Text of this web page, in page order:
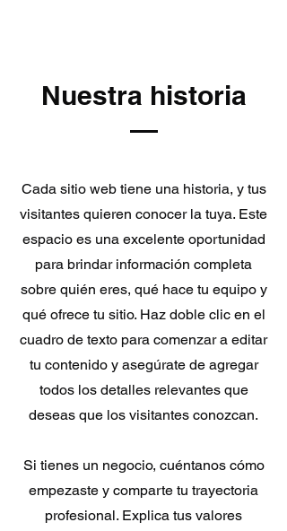
Nuestra historia
Cada sitio web tiene una historia, y tus
visitantes quieren conocer la tuya. Este
espacio es una excelente oportunidad
para brindar información completa
sobre quién eres, qué hace tu equipo y
qué ofrece tu sitio. Haz doble clic en el
cuadro de texto para comenzar a editar
tu contenido y asegúrate de agregar
todos los detalles relevantes que
deseas que los visitantes conozcan.
Si tienes un negocio, cuéntanos cómo
empezaste y comparte tu trayectoria
profesional. Explica tus valores